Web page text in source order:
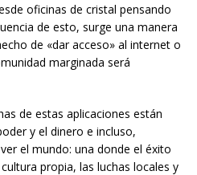
oficinas de cristal pensando
de esto, surge una manera
de «dar acceso» al internet o
marginada será
de estas aplicaciones están
y el dinero e incluso,
el mundo: una donde el éxito
propia, las luchas locales y